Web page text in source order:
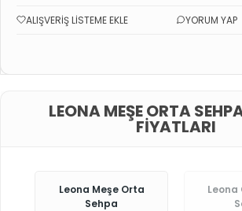
ALIŞVERIŞ LISTEME EKLE YORUM YAP
LEONA MEŞE ORTA
FIYATLARI
Leona Meşe Orta
Sehpa
Leona